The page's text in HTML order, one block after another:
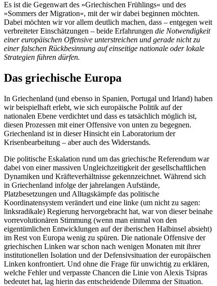
Es ist die Gegenwart des »Griechischen Frühlings« und des
»Sommers der Migration«, mit der wir dabei beginnen möchten.
Dabei möchten wir vor allem deutlich machen, dass – entgegen weit
verbreiteter Einschätzungen – beide Erfahrungen die Notwendigkeit
einer europäischen Offensive unterstreichen und gerade nicht zu
einer falschen Rückbesinnung auf einseitige nationale oder lokale
Strategien führen dürfen.
Das griechische Europa
In Griechenland (und ebenso in Spanien, Portugal und Irland) haben
wir beispielhaft erlebt, wie sich europäische Politik auf der
nationalen Ebene verdichtet und dass es tatsächlich möglich ist,
diesen Prozessen mit einer Offensive von unten zu begegnen.
Griechenland ist in dieser Hinsicht ein Laboratorium der
Krisenbearbeitung – aber auch des Widerstands.
Die politische Eskalation rund um das griechische Referendum war
dabei von einer massiven Ungleichzeitigkeit der gesellschaftlichen
Dynamiken und Kräfteverhältnisse gekennzeichnet. Während sich
in Griechenland infolge der jahrelangen Aufstände,
Platzbesetzungen und Alltagskämpfe das politische
Koordinatensystem verändert und eine linke (um nicht zu sagen:
linksradikale) Regierung hervorgebracht hat, war von dieser beinahe
vorrevolutionären Stimmung (wenn man einmal von den
eigentümlichen Entwicklungen auf der iberischen Halbinsel absieht)
im Rest von Europa wenig zu spüren. Die nationale Offensive der
griechischen Linken war schon nach wenigen Monaten mit ihrer
institutionellen Isolation und der Defensivsituation der europäischen
Linken konfrontiert. Und ohne die Frage für unwichtig zu erklären,
welche Fehler und verpasste Chancen die Linie von Alexis Tsipras
bedeutet hat, lag hierin das entscheidende Dilemma der Situation.